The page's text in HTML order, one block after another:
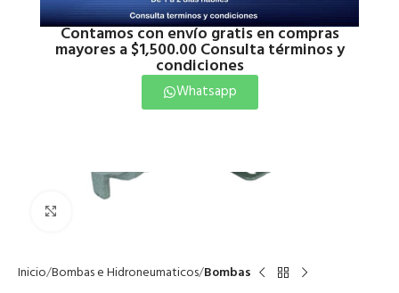
Contamos con envío gratis en compras
mayores a $1,500.00 Consulta términos y
condiciones
Whatsapp
Inicio Bombas e Hidroneumaticos Bombas